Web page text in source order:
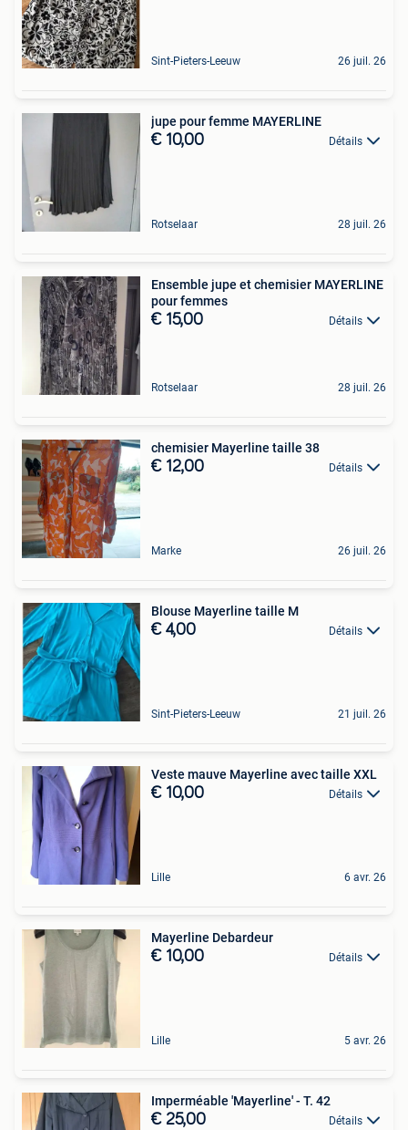
Sint-Pieters-Leeuw 26 juil. 26
jupe pour femme MAYERLINE
€ 10,00 Détails
Rotselaar 28 juil. 26
Ensemble jupe et chemisier MAYERLINE
pour femmes
€ 15,00 Détails
Rotselaar 28 juil. 26
chemisier Mayerline taille 38
€ 12,00 Détails
Marke 26 juil. 26
Blouse Mayerline taille M
€ 4,00 Détails
Sint-Pieters-Leeuw 21 juil. 26
Veste mauve Mayerline avec taille XXL
€ 10,00 Détails
Lille 6 avr. 26
Mayerline Debardeur
€ 10,00 Détails
Lille 5 avr. 26
Imperméable 'Mayerline' - T. 42
€ 25,00 Détails